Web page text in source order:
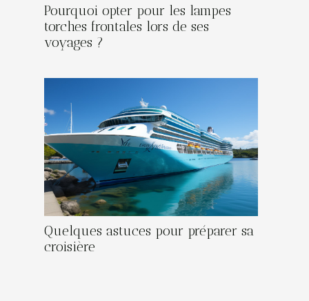
Pourquoi opter pour les lampes
torches frontales lors de ses
voyages ?
Quelques astuces pour préparer sa
croisière